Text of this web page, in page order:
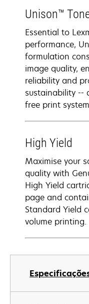
Unison™
Essential to
performance,
formulation
image quality,
reliability and
sustainability --
free print
High Yield
Maximise your
quality with
High Yield
page and
Standard Yield
volume printing.